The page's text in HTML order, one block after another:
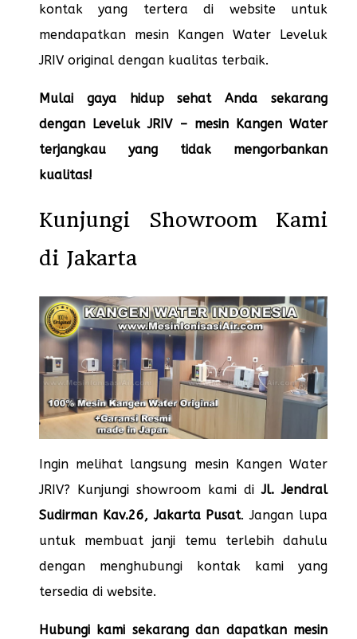
kontak yang tertera di website untuk
mendapatkan mesin Kangen Water Leveluk
JRIV original dengan kualitas terbaik.
Mulai gaya hidup sehat Anda sekarang
dengan Leveluk JRIV – mesin Kangen Water
terjangkau yang tidak mengorbankan
kualitas!
Kunjungi Showroom Kami
di Jakarta
Ingin melihat langsung mesin Kangen Water
JRIV? Kunjungi showroom kami diJl. Jendral
Sudirman Kav.26, Jakarta Pusat. Jangan lupa
untuk membuat janji temu terlebih dahulu
dengan menghubungi kontak kami yang
tersedia di website.
Hubungi kami sekarang dan dapatkan mesin